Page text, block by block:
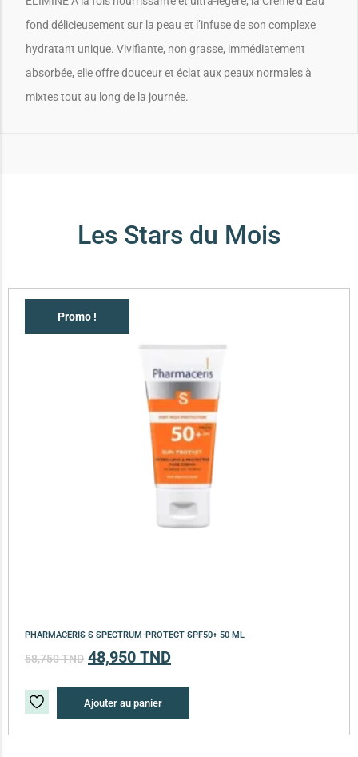
fond délicieusement sur la peau et l’infuse de son complexe
hydratant unique. Vivifiante, non grasse, immédiatement
absorbée, elle offre douceur et éclat aux peaux normales à
mixtes tout au long de la journée.
Les Stars du Mois
Promo !
PHARMACERIS S SPECTRUM-PROTECT SPF50+ 50 ML
58,750TND 48,950 TND
Ajouter au panier